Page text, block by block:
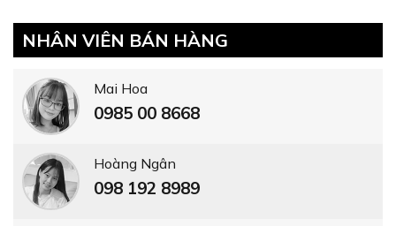
NHÂN VIÊN BÁN HÀNG
Mai Hoa
0985 00 8668
Hoàng Ngân
098 192 8989